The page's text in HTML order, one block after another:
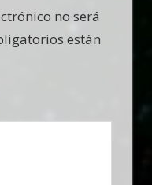
no será
están